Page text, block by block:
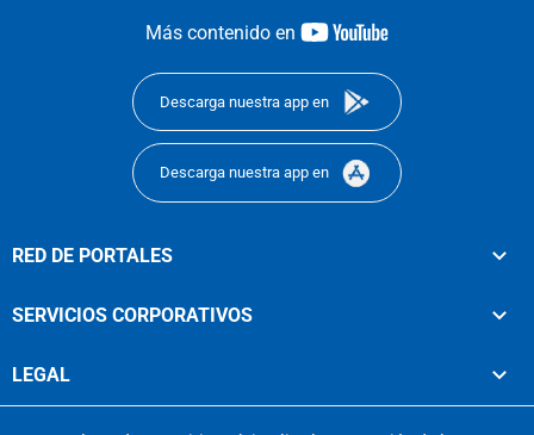
Más contenido en
youtube-
Descarga nuestra app en
Descarga nuestra app en
RED DE PORTALES
SERVICIOS CORPORATIVOS
LEGAL